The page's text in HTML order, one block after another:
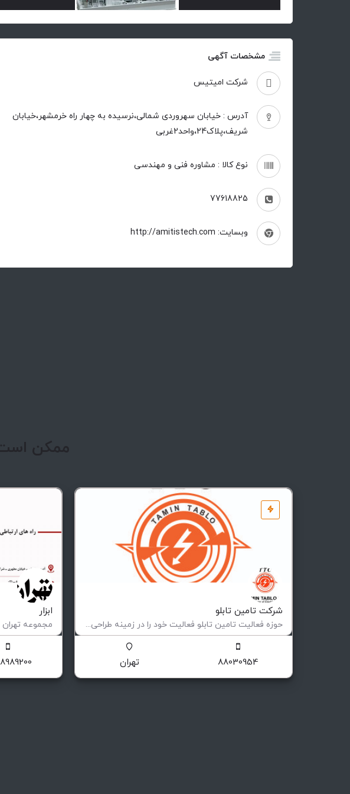
مشخصات آگهی
شرکت امیتیس
آدرس : خیابان سهروردی شمالی،نرسیده به چهار راه خرمشهر،خیابان
شریف،پلاک24،واحد2غربی
نوع کالا : مشاوره فنی و مهندسی
77618825
وبسایت: http://amitistech.com
ممکن
شرکت تامین تابلو
حوزه فعالیت تامین تابلو فعاليت خود را در زمينه طراحی و ساخت انواع تابلوهای فشار ضعيف و متوسط (فيكس و كشويی)…
ساخت تابلوهای برق صنعتی
88030954 تهران
ابزار
وارداتی ،‌داخلی و